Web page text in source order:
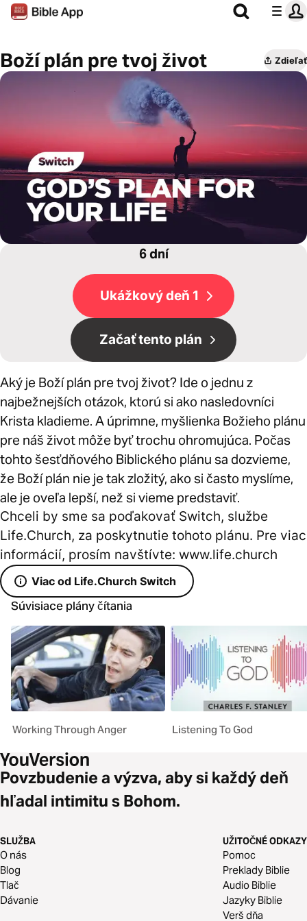
Boží plán pre tvoj život Zdieľať
6 dní
Ukážkový deň 1
Začať tento plán
Aký je Boží plán pre tvoj život? Ide o jednu z
najbežnejších otázok, ktorú si ako nasledovníci
Krista kladieme. A úprimne, myšlienka Božieho plánu
pre náš život môže byť trochu ohromujúca. Počas
tohto šesťdňového Biblického plánu sa dozvieme,
že Boží plán nie je tak zložitý, ako si často myslíme,
ale je oveľa lepší, než si vieme predstaviť.
Chceli by sme sa poďakovať Switch, službe
Life.Church, za poskytnutie tohoto plánu. Pre viac
informácií, prosím navštívte: www.life.church
Viac od Life.Church Switch
Súvisiace plány čítania
Working Through Anger Listening To God
Povzbudenie a výzva, aby si každý deň
hľadal intimitu s Bohom.
SLUŽBA
O nás
Blog
Tlač
Dávanie
UŽITOČNÉ ODKAZY
Pomoc
Preklady Biblie
Audio Biblie
Jazyky Biblie
Verš dňa